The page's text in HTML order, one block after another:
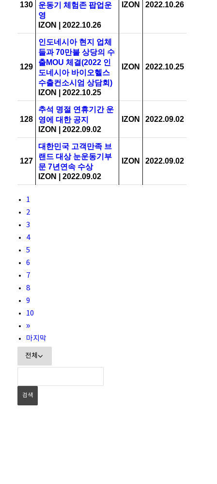
130
운동기 체험존 팝업운
영
IZON
2022.10.26
IZON 2022.10.26
129
인도네시아 현지 업체
들과 70만불 상당의 수
출MOU 체결(2022 인
도네시아 바이오헬스
수출컨소시엄 상담회)
IZON
2022.10.25
IZON 2022.10.25
128
추석 명절 연휴기간 운
영에 대한 공지
IZON
2022.09.02
IZON 2022.09.02
127
대한민국 고객만족 브
랜드 대상 눈운동기부
문 7년연속 수상
IZON
2022.09.02
IZON 2022.09.02
1
2
3
4
5
6
7
8
9
10
»
마지막
검색